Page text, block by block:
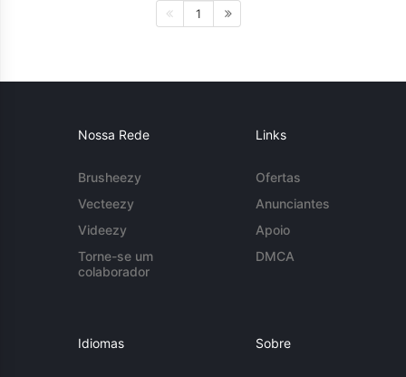
1
Nossa Rede
Brusheezy
Vecteezy
Videezy
Torne-se um
colaborador
Links
Ofertas
Anunciantes
Apoio
DMCA
Idiomas Sobre